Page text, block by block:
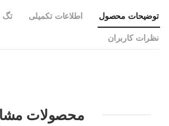
توضیحات محصول اطلاعات تکمیلی تگ
نظرات کاربران
محصولات